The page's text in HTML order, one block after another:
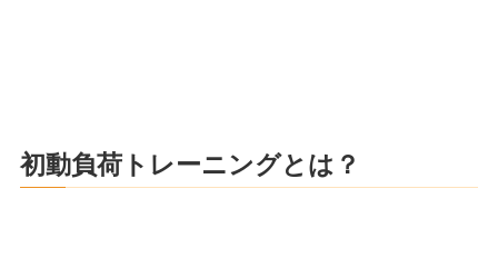
初動負荷トレーニングとは？